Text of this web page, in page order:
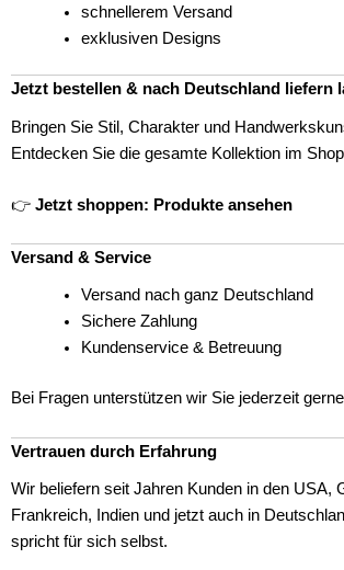
schnellerem Versand
exklusiven Designs
Jetzt bestellen & nach Deutschland liefern
Bringen Sie Stil, Charakter und
Entdecken Sie die gesamte Kollektion im
👉 Jetzt shoppen: Produkte ansehen
Versand & Service
Versand nach ganz Deutschland
Sichere Zahlung
Kundenservice & Betreuung
Bei Fragen unterstützen wir Sie jederzeit
Vertrauen durch Erfahrung
Wir beliefern seit Jahren Kunden in den USA,
Frankreich, Indien und jetzt auch in
spricht für sich selbst.